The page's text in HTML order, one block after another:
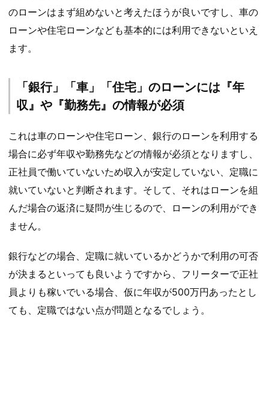
のローンはまず組めないと考えたほうが良いですし、車の
ローンや住宅ローンなども基本的には利用できないといえ
ます。
「銀行」「車」「住宅」のローンには『年
収』や『勤務先』の情報が必須
これは車のローンや住宅ローン、銀行のローンを利用する
場合に必ず年収や勤務先などの情報が必須となりますし、
正社員で働いていないため収入が安定していない、定職に
就いていないと判断されます。そして、それはローンを組
んだ場合の返済に疑問が生じるので、ローンの利用ができ
ません。
銀行などの場合、定職に就いているかどうかで利用の可否
が決まるといっても良いようですから、フリーターで正社
員よりも稼いでいる場合、仮に年収が500万円あったとし
ても、定職ではない点が問題となるでしょう。